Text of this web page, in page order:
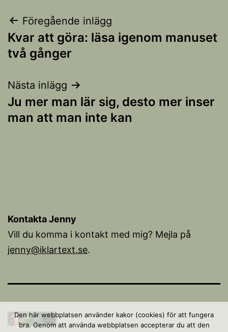
Inläggsnavigering
Föregående inlägg
Kvar att göra: läsa igenom manuset
två gånger
Nästa inlägg
Ju mer man lär sig, desto mer inser
man att man inte kan
Kontakta Jenny
Vill du komma i kontakt med mig? Mejla på
jenny@iklartext.se.
Den här webbplatsen använder kakor (cookies) för att fungera
bra. Genom att använda webbplatsen accepterar du att den